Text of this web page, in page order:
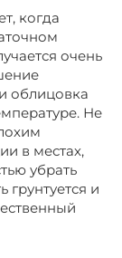
когда
очень
облицовка
Не
в местах,
убрать
грунтуется и